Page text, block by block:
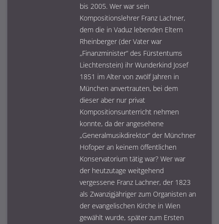
bis 2005. Wer war sein
Kompositionslehrer Franz Lachner,
dem die in Vaduz lebenden Eltern
Rheinberger (der Vater war
„Finanzminister“ des Fürstentums
Liechtenstein) ihr Wunderkind Josef
1851 im Alter von zwölf Jahren in
München anvertrauten, bei dem
dieser aber nur privat
Kompositionsunterricht nehmen
konnte, da der angesehene
„Generalmusikdirektor“ der Münchner
Hofoper an keinem öffentlichen
Konservatorium tätig war? Wer war
der heutzutage weitgehend
vergessene Franz Lachner, der 1823
als Zwanzigjähriger zum Organisten an
der evangelischen Kirche in Wien
gewählt wurde, später zum Ersten